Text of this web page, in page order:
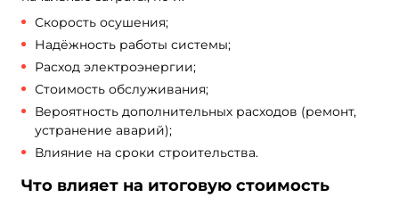
Скорость осушения;
Надёжность работы системы;
Расход электроэнергии;
Стоимость обслуживания;
Вероятность дополнительных расходов (ремонт,
устранение аварий);
Влияние на сроки строительства.
Что влияет на итоговую стоимость